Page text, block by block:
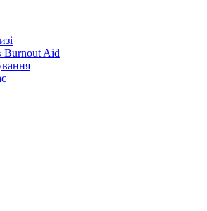
Burnout Aid